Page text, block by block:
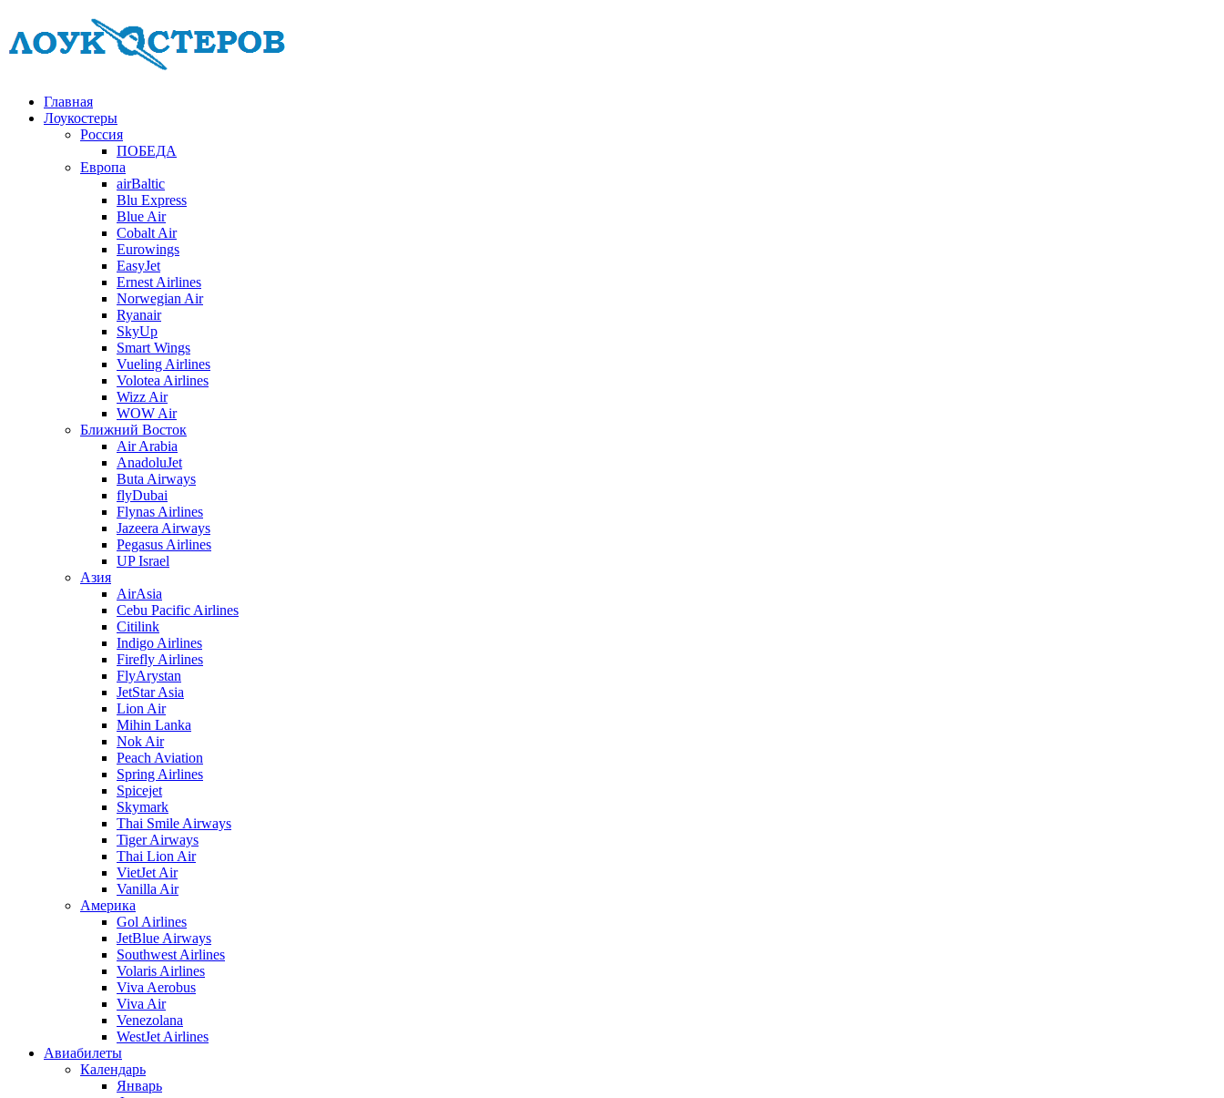
Главная
Лоукостеры
Россия
ПОБЕДА
Европа
airBaltic
Blu Express
Blue Air
Cobalt Air
Eurowings
EasyJet
Ernest Airlines
Norwegian Air
Ryanair
SkyUp
Smart Wings
Vueling Airlines
Volotea Airlines
Wizz Air
WOW Air
Ближний Восток
Air Arabia
AnadoluJet
Buta Airways
flyDubai
Flynas Airlines
Jazeera Airways
Pegasus Airlines
UP Israel
Азия
AirAsia
Cebu Pacific Airlines
Citilink
Indigo Airlines
Firefly Airlines
FlyArystan
JetStar Asia
Lion Air
Mihin Lanka
Nok Air
Peach Aviation
Spring Airlines
Spicejet
Skymark
Thai Smile Airways
Tiger Airways
Thai Lion Air
VietJet Air
Vanilla Air
Америка
Gol Airlines
JetBlue Airways
Southwest Airlines
Volaris Airlines
Viva Aerobus
Viva Air
Venezolana
WestJet Airlines
Авиабилеты
Календарь
Январь